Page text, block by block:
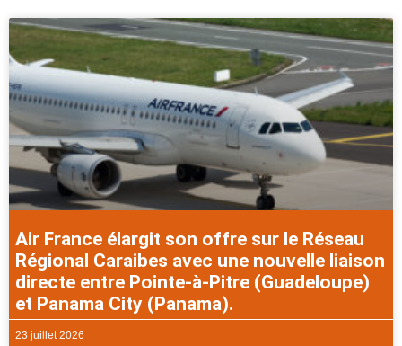
Air France élargit son offre sur le Réseau
Régional Caraibes avec une nouvelle liaison
directe entre Pointe-à-Pitre (Guadeloupe)
et Panama City (Panama).
23 juillet 2026